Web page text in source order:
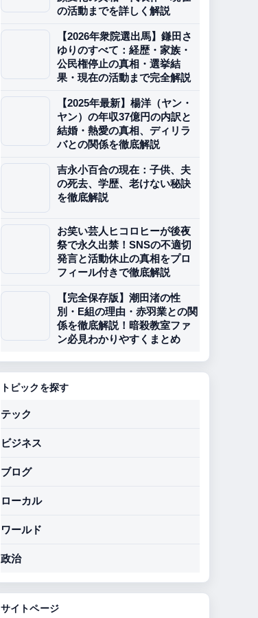
の活動までを詳しく解説
【2026年衆院選出馬】鎌田さ
ゆりのすべて：経歴・家族・
公民権停止の真相・選挙結
果・現在の活動まで完全解説
【2025年最新】楊洋（ヤン・
ヤン）の年収37億円の内訳と
結婚・熱愛の真相、ディリラ
バとの関係を徹底解説
吉永小百合の現在：子供、夫
の死去、学歴、老けない秘訣
を徹底解説
お笑い芸人ヒコロヒーが後夜
祭で永久出禁！SNSの不適切
発言と活動休止の真相をプロ
フィール付きで徹底解説
【完全保存版】潮田渚の性
別・E組の理由・赤羽業との関
係を徹底解説！暗殺教室ファ
ン必見わかりやすくまとめ
トピックを探す
テック
ビジネス
ブログ
ローカル
ワールド
政治
サイトページ